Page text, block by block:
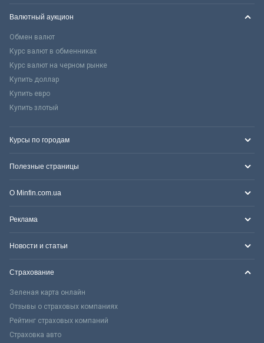
Валютный аукцион
Обмен валют
Курс валют в обменниках
Курс валют на черном рынке
Купить доллар
Купить евро
Купить злотый
Курсы по городам
Полезные страницы
О Minfin.com.ua
Реклама
Новости и статьи
Страхование
Зеленая карта онлайн
Отзывы о страховых компаниях
Рейтинг страховых компаний
Страховка авто